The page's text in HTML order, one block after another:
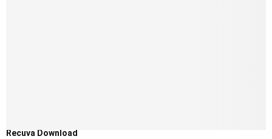
Recuva Download